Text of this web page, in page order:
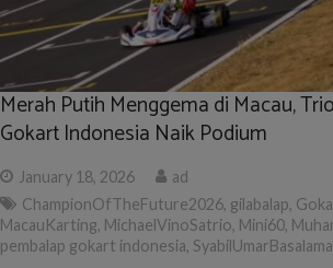
Merah Putih Menggema di Macau,
Gokart Indonesia Naik Podium
January 18, 2026
ad
ChampionOfTheFuture2026, gilabalap,
MacauKarting, MichaelVinoSatrio, Mini60,
pembalap gokart indonesia,